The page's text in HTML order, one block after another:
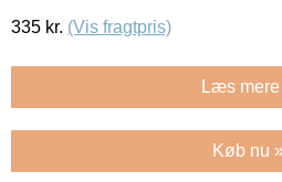
335 kr. (Vis fragtpris)
Læs
Køb nu